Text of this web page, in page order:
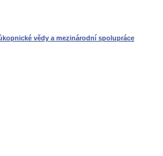
vědy a mezinárodní spolupráce